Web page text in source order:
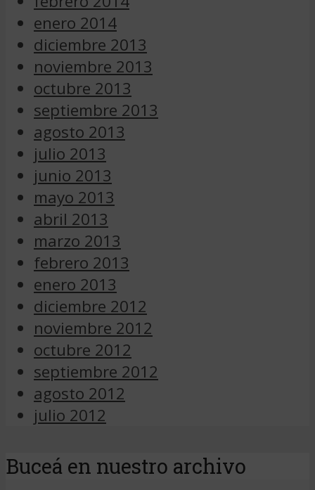
enero 2014
diciembre 2013
noviembre 2013
octubre 2013
septiembre 2013
agosto 2013
julio 2013
junio 2013
mayo 2013
abril 2013
marzo 2013
febrero 2013
enero 2013
diciembre 2012
noviembre 2012
octubre 2012
septiembre 2012
agosto 2012
julio 2012
Buceá en nuestro archivo